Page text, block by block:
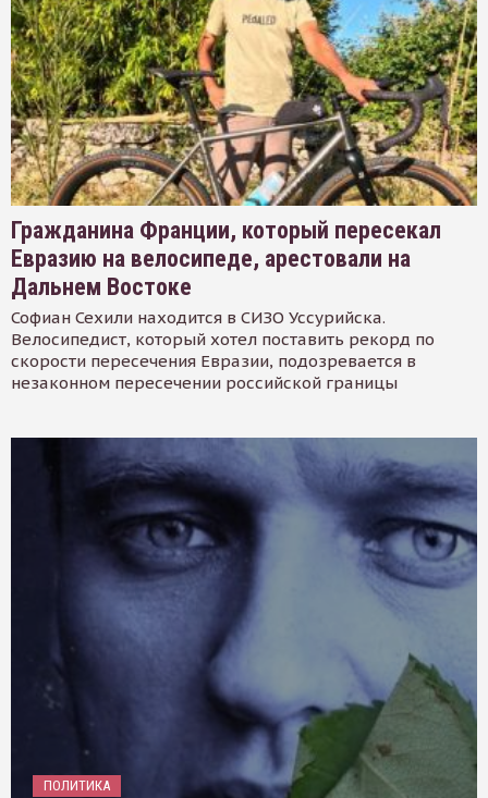
Гражданина Франции, который пересекал
Евразию на велосипеде, арестовали на
Дальнем Востоке
Софиан Сехили находится в СИЗО Уссурийска.
Велосипедист, который хотел поставить рекорд по
скорости пересечения Евразии, подозревается в
незаконном пересечении российской границы
ПОЛИТИКА